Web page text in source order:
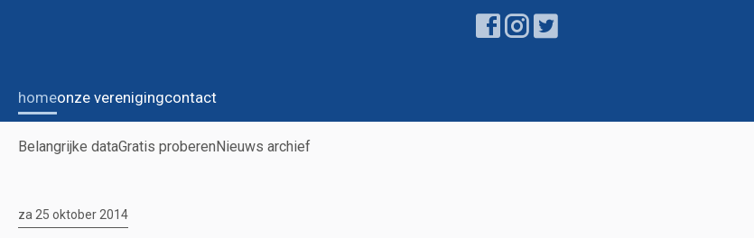
homeonze verenigingcontact
Belangrijke dataGratis proberenNieuws archief
za 25 oktober 2014